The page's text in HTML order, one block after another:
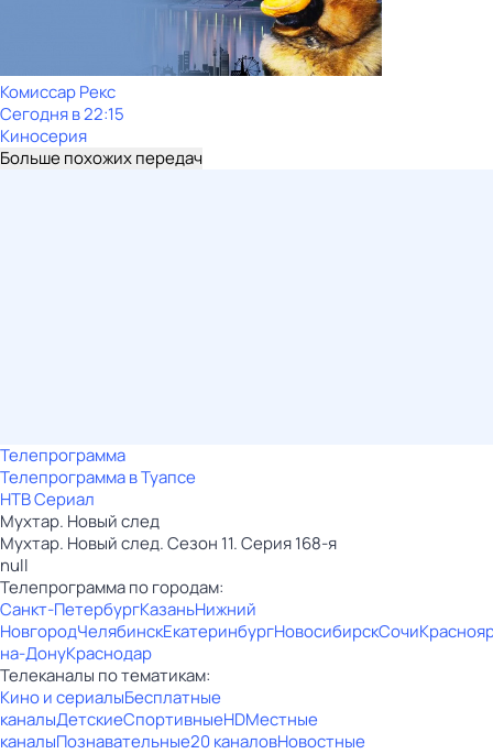
Комиссар Рекс
Сегодня в 22:15
Киносерия
Больше похожих передач
Телепрограмма
Телепрограмма в Туапсе
НТВ Сериал
Мухтар. Новый след
Мухтар. Новый след. Сезон 11. Серия 168-я
null
Телепрограмма по городам:
Санкт-ПетербургКазаньНижний
НовгородЧелябинскЕкатеринбургНовосибирскСочи
на-ДонуКраснодар
Телеканалы по тематикам:
Кино и сериалыБесплатные
каналыДетскиеСпортивныеHDМестные
каналыПознавательные20 каналовНовостные